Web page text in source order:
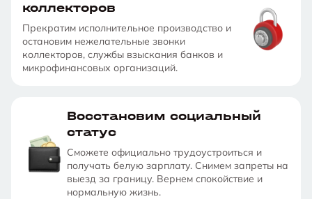
коллекторов
Прекратим исполнительное производство и
остановим нежелательные звонки
коллекторов, службы взыскания банков и
микрофинансовых организаций.
Восстановим социальный
статус
Сможете официально трудоустроиться и
получать белую зарплату. Снимем запреты на
выезд за границу. Вернем спокойствие и
нормальную жизнь.